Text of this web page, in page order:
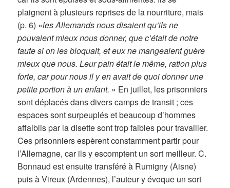
plaignent à plusieurs reprises de la nourriture, mais
(p. 6) «les Allemands nous disaient qu’ils ne
pouvaient mieux nous donner, que c’était de notre
faute si on les bloquait, et eux ne mangeaient guère
mieux que nous. Leur pain était le même, ration plus
forte, car pour nous il y en avait de quoi donner une
petite portion à un enfant. » En juillet, les prisonniers
sont déplacés dans divers camps de transit ; ces
espaces sont surpeuplés et beaucoup d’hommes
affaiblis par la disette sont trop faibles pour travailler.
Ces prisonniers espèrent constamment partir pour
l’Allemagne, car ils y escomptent un sort meilleur. C.
Bonnaud est ensuite transféré à Rumigny (Aisne)
puis à Vireux (Ardennes), l’auteur y évoque un sort